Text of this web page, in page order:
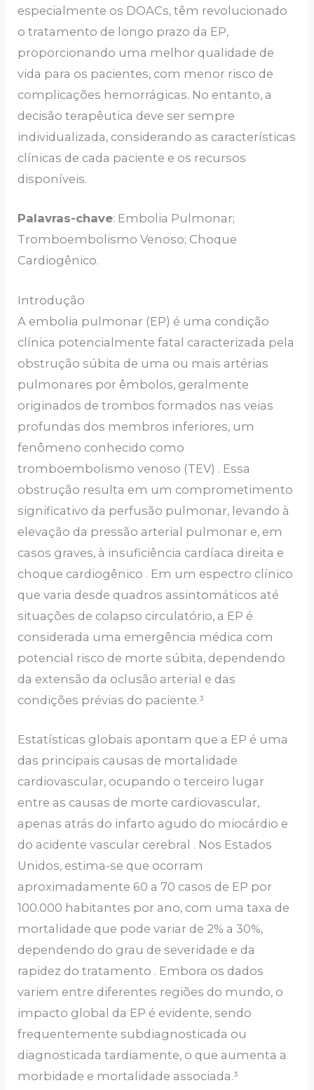
especialmente os DOACs, têm revolucionado
o tratamento de longo prazo da EP,
proporcionando uma melhor qualidade de
vida para os pacientes, com menor risco de
complicações hemorrágicas. No entanto, a
decisão terapêutica deve ser sempre
individualizada, considerando as características
clínicas de cada paciente e os recursos
disponíveis.
Palavras-chave: Embolia Pulmonar;
Tromboembolismo Venoso; Choque
Cardiogênico.
Introdução
A embolia pulmonar (EP) é uma condição
clínica potencialmente fatal caracterizada pela
obstrução súbita de uma ou mais artérias
pulmonares por êmbolos, geralmente
originados de trombos formados nas veias
profundas dos membros inferiores, um
fenômeno conhecido como
tromboembolismo venoso (TEV) . Essa
obstrução resulta em um comprometimento
significativo da perfusão pulmonar, levando à
elevação da pressão arterial pulmonar e, em
casos graves, à insuficiência cardíaca direita e
choque cardiogênico . Em um espectro clínico
que varia desde quadros assintomáticos até
situações de colapso circulatório, a EP é
considerada uma emergência médica com
potencial risco de morte súbita, dependendo
da extensão da oclusão arterial e das
condições prévias do paciente.³
Estatísticas globais apontam que a EP é uma
das principais causas de mortalidade
cardiovascular, ocupando o terceiro lugar
entre as causas de morte cardiovascular,
apenas atrás do infarto agudo do miocárdio e
do acidente vascular cerebral . Nos Estados
Unidos, estima-se que ocorram
aproximadamente 60 a 70 casos de EP por
100.000 habitantes por ano, com uma taxa de
mortalidade que pode variar de 2% a 30%,
dependendo do grau de severidade e da
rapidez do tratamento . Embora os dados
variem entre diferentes regiões do mundo, o
impacto global da EP é evidente, sendo
frequentemente subdiagnosticada ou
diagnosticada tardiamente, o que aumenta a
morbidade e mortalidade associada.³